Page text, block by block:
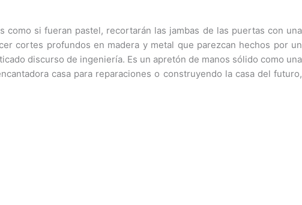
si fueran pastel, recortarán las jambas de las puertas con una
cortes profundos en madera y metal que parezcan hechos por un
discurso de ingeniería. Es un apretón de manos sólido como una
casa para reparaciones o construyendo la casa del futuro,